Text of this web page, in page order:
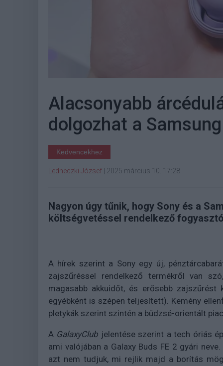
Alacsonyabb
dolgozhat a Samsung
Kedvencekhez
Ledneczki József 2025 március 10. 17:28
Nagyon úgy tűnik, hogy Sony és a
költségvetéssel rendelkező
A hírek szerint a Sony egy új,
zajszűréssel rendelkező termékről van
magasabb akkuidőt, és erősebb zajszűrést
egyébként is szépen teljesített). Kemény
pletykák szerint szintén a büdzsé-orientált
A GalaxyClub jelentése szerint a tech óriás
ami valójában a Galaxy Buds FE 2 gyári
azt nem tudjuk, mi rejlik majd a borítás